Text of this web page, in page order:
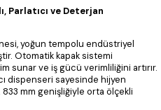
Parlatıcı ve Deterjan
yoğun tempolu endüstriyel
Otomatik kapak sistemi
sunar ve iş gücü verimliliğini artırır.
dispenseri sayesinde hijyen
833 mm genişliğiyle orta ölçekli